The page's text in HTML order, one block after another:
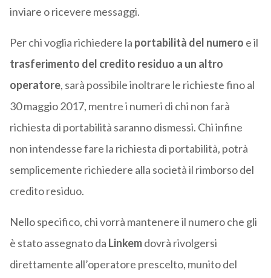
inviare o ricevere messaggi.
Per chi voglia richiedere la portabilità del numero e il
trasferimento del credito residuo a un altro
operatore, sarà possibile inoltrare le richieste fino al
30 maggio 2017, mentre i numeri di chi non farà
richiesta di portabilità saranno dismessi. Chi infine
non intendesse fare la richiesta di portabilità, potrà
semplicemente richiedere alla società il rimborso del
credito residuo.
Nello specifico, chi vorrà mantenere il numero che gli
è stato assegnato da Linkemdovrà rivolgersi
direttamente all’operatore prescelto, munito del